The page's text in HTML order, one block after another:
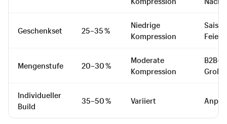
Geschenkset 25–35 %
Niedrige
Kompression
Mengenstufe 20–30 %
Moderate
Kompression
B2B- &
Individueller
Build
35–50 % Variiert